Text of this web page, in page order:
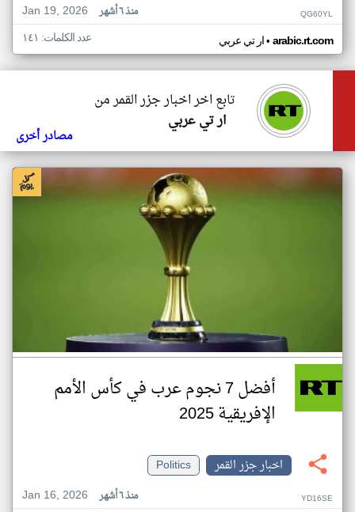
Jan 19, 2026
منذ ٦ أشهر QG60YL
ار تي عربي• arabic.rt.com عدد الكلمات: ١٤١
تابع اخر اخبار جزر القمر من
ار تي عربي
مصادر أخرى
أفضل 7 نجوم عرب في كأس الأمم
الإفريقية 2025
اخبار جزر القمر
Politics
Jan 16, 2026
منذ ٦ أشهر YD16SE